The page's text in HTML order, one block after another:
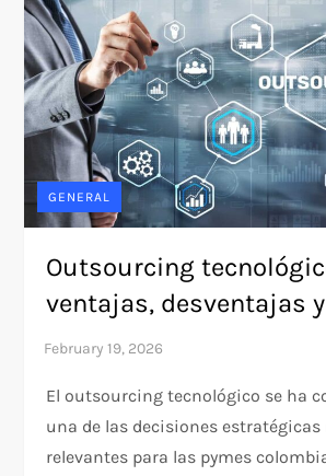
GENERAL
Outsourcing
ventajas, desventajas
El outsourcing tecnológico se ha
una de las decisiones estratégicas
relevantes para las pymes